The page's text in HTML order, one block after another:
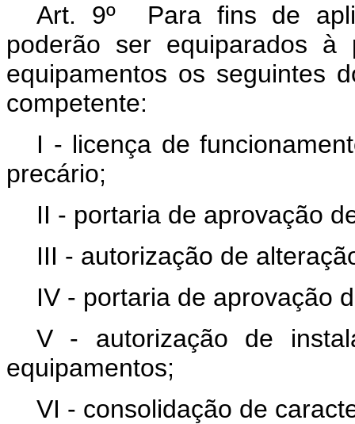
Art. 9º Para fins de
poderão ser equiparados
equipamentos os seguintes
competente:
I - licença de
precário;
II - portaria de aprovação
III - autorização de
IV - portaria de aprovação
V - autorização de
equipamentos;
VI - consolidação de